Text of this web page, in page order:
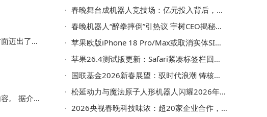
迈出了重
。 据介
春晚舞台成机器人竞技场：亿元投入背后，企业图谋品牌与资本双赢
春晚机器人“醉拳摔倒”引热议 宇树CEO揭秘：剧情设计展现独特意境
苹果欧版iPhone 18 Pro/Max或取消实体SIM卡槽 全面拥抱eSIM设计
苹果26.4测试版更新：Safari紧凑标签栏回归，用户界面选择更自由
国联基金2026新春展望：驭时代浪潮 铸核心优势启新程
松延动力与魔法原子人形机器人闪耀2026年春晚舞台 展现科技魅力
2026央视春晚科技味浓：超20家企业合作，4家机器人企业携新品惊艳亮相